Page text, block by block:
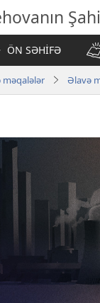
ÖN SƏHİFƏ
məqalələr Əlavə